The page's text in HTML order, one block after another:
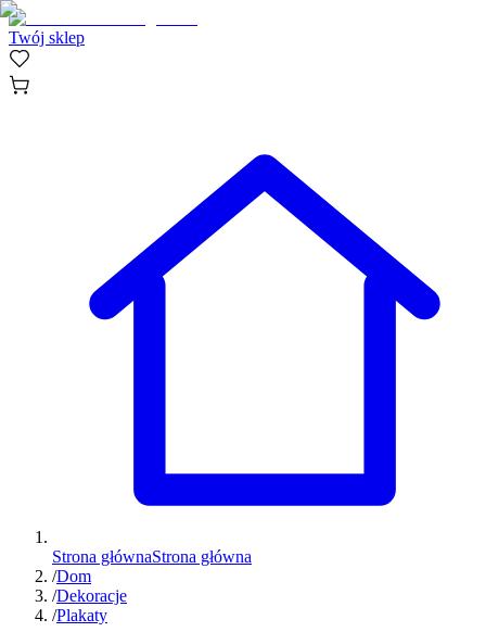
Twój sklep
Strona głównaStrona główna
/Dom
/Dekoracje
/Plakaty